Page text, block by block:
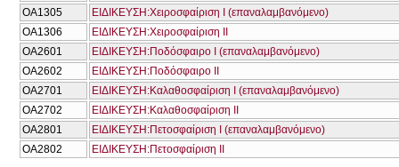
ΟΑ1305
ΕΙΔΙΚΕΥΣΗ:Χειροσφαίριση Ι (επαναλαμβανόμενο)
ΟΑ1306
ΕΙΔΙΚΕΥΣΗ:Χειροσφαίριση ΙΙ
ΟΑ2601
ΕΙΔΙΚΕΥΣΗ:Ποδόσφαιρο Ι (επαναλαμβανόμενο)
ΟΑ2602
ΕΙΔΙΚΕΥΣΗ:Ποδόσφαιρο ΙΙ
ΟΑ2701
ΕΙΔΙΚΕΥΣΗ:Καλαθοσφαίριση Ι (επαναλαμβανόμενο)
ΟΑ2702
ΕΙΔΙΚΕΥΣΗ:Καλαθοσφαίριση ΙΙ
ΟΑ2801
ΕΙΔΙΚΕΥΣΗ:Πετοσφαίριση Ι (επαναλαμβανόμενο)
ΟΑ2802
ΕΙΔΙΚΕΥΣΗ:Πετοσφαίριση ΙΙ